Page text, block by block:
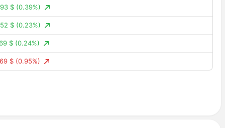
$ (0.39%)
$ (0.23%)
$ (0.24%)
$ (0.95%)